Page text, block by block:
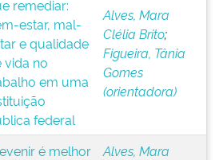
remediar:
estar, mal-
e qualidade
vida no
em uma
federal
Alves, Mara
Clélia Brito;
Figueira, Tânia
Gomes
(orientadora)
é melhor
Alves, Mara